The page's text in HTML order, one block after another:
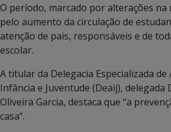
O período, marcado por alterações na
pelo aumento da circulação de
atenção de pais, responsáveis e de
escolar.
A titular da Delegacia Especializada
Infância e Juventude (Deaij), delegada
Oliveira Garcia, destaca que “a
casa”.